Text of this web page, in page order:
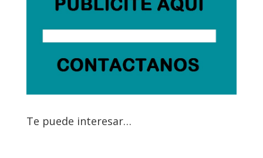
Te puede interesar…